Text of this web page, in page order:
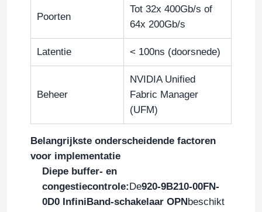
Huis
Producten
Video's
Poorten
Tot 32x 400Gb/s of
64x 200Gb/s
Latentie < 100ns (doorsnede)
Beheer
NVIDIA Unified
Fabric Manager
(UFM)
Belangrijkste onderscheidende factoren
voor implementatie
Diepe buffer- en
congestiecontrole:De920-9B210-00FN-
0D0 InfiniBand-schakelaar OPNbeschikt